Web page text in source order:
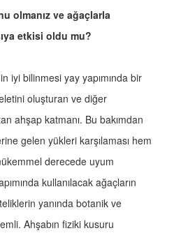
olmanız ve ağaçlarla
etkisi oldu mu?
iyi bilinmesi yay yapımında bir
oluşturan ve diğer
ahşap katmanı. Bu bakımdan
gelen yükleri karşılaması hem
derecede uyum
kullanılacak ağaçların
yanında botanik ve
Ahşabın fiziki kusuru